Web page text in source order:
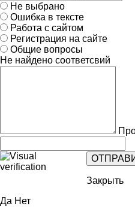
Не выбрано
Ошибка в тексте
Работа с сайтом
Регистрация на сайте
Общие вопросы
Не найдено соответсвий
Закрыть
Да Нет